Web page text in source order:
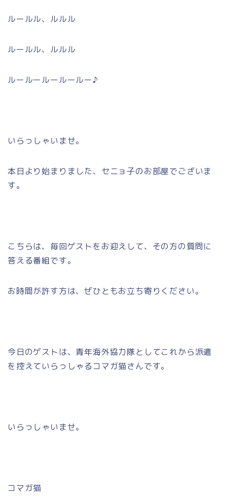
ルールル、ルルル
ルールル、ルルル
ルールールールールー♪
いらっしゃいませ。
本日より始まりました、セニョ子のお部屋でございま
す。
こちらは、毎回ゲストをお迎えして、その方の質問に
答える番組です。
お時間が許す方は、ぜひともお立ち寄りください。
今日のゲストは、青年海外協力隊としてこれから派遣
を控えていらっしゃるコマガ猫さんです。
いらっしゃいませ。
コマガ猫